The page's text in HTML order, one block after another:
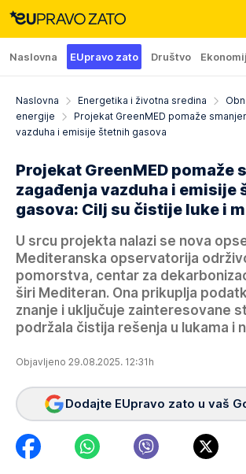
Naslovna EUpravo zato Društvo
Naslovna Energetika i životna sredina
energije
Projekat GreenMED pomaže
vazduha i emisije štetnih gasova
Projekat GreenMED pomaže
zagađenja vazduha i emisije
gasova: Cilj su čistije luke i
U srcu projekta nalazi se nova
Mediteranska opservatorija
pomorstva, centar za
širi Mediteran. Ona prikuplja
znanje i uključuje zainteresovane
podržala čistija rešenja u lukama i
Objavljeno 29.08.2025. 12:31h
Dodajte EUpravo zato u vaš